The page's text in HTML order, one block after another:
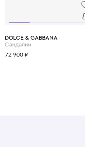
дарите своему ребёнку
ведь качественная обувь -
двигательного аппарата.
DOLCE & GABBANA
Сандалии
72 900 ₽